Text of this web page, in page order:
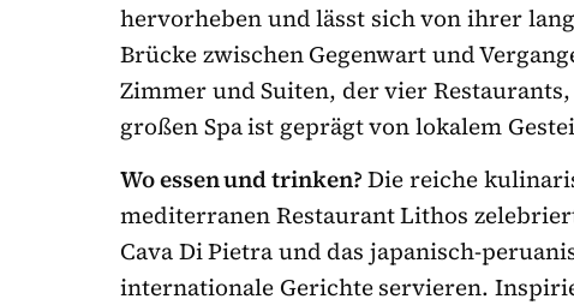
hervorheben und lässt sich von ihrer
Brücke zwischen Gegenwart und
Zimmer und Suiten, der vier
großen Spa ist geprägt von lokalem
Wo essen und trinken?Die reiche
mediterranen Restaurant Lithos
Cava Di Pietra und das japanisch-
internationale Gerichte servieren.